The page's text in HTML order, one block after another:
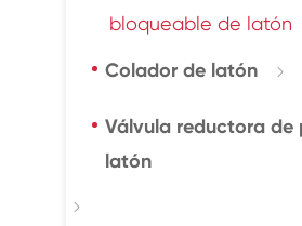
bloqueable de latón
Colador de latón 
Válvula reductora de
latón
